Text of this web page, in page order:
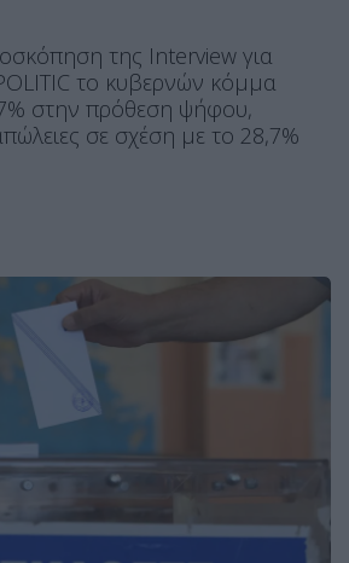
της Interview για
το κυβερνών κόμμα
στην πρόθεση ψήφου,
σε σχέση με το 28,7%